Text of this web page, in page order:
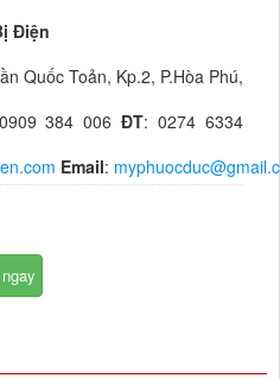
Điện
Quốc Toản, Kp.2, P.Hòa Phú,
384 006ĐT: 0274 6334
Email: